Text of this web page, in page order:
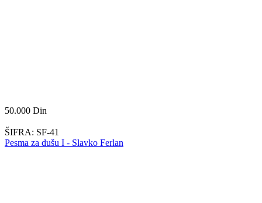
50.000 Din
ŠIFRA: SF-41
Pesma za dušu I - Slavko Ferlan